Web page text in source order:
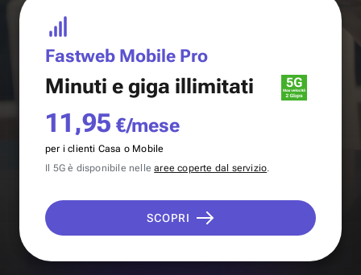
Fastweb Mobile Pro
Minuti e giga illimitati
11,95 €/mese
per i clienti Casa o Mobile
Il 5G è disponibile nellearee coperte dal servizio.
SCOPRI